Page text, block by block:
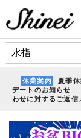
休業案内 夏季
デートのお知らせ
わせに対するご返信